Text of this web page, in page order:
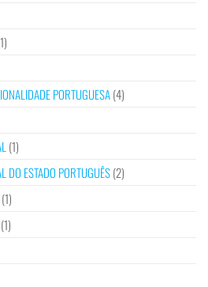
PORTUGUESA(4)
(1)
DO ESTADO PORTUGUÊS(2)
(1)
(1)